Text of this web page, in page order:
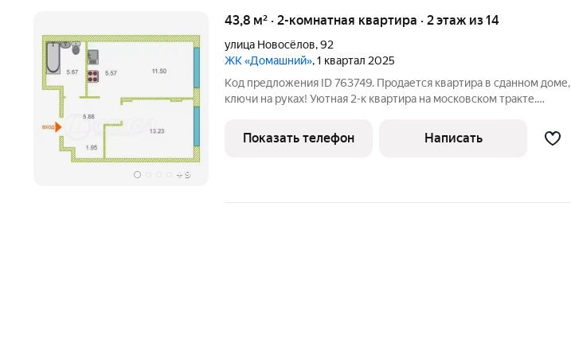
+ 9
43,8 м² · 2-комнатная квартира · 2 этаж из 14
улица Новосёлов,92
ЖК «Домашний», 1 квартал 2025
Код предложения ID 763749. Продается квартира в сданном доме,
ключи на руках! Уютная 2-к квартира на московском тракте.
школа. Квартира в пред чистовой отделке и с готовым ремонтом
санузла
Показать телефон Написать